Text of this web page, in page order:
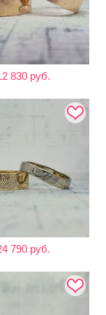
830 руб.
790 руб.